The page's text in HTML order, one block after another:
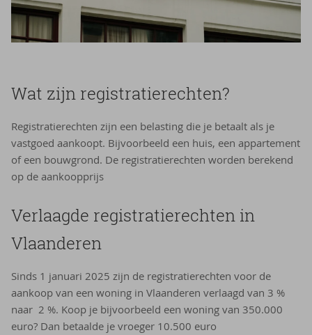
Wat zijn registratierechten?
Registratierechten zijn een belasting die je betaalt als je
vastgoed aankoopt. Bijvoorbeeld een huis, een appartement
of een bouwgrond. De registratierechten worden berekend
op de aankoopprijs
Verlaagde registratierechten in
Vlaanderen
Sinds 1 januari 2025 zijn de registratierechten voor de
aankoop van een woning in Vlaanderen verlaagd van 3 %
naar 2 %. Koop je bijvoorbeeld een woning van 350.000
euro? Dan betaalde je vroeger 10.500 euro